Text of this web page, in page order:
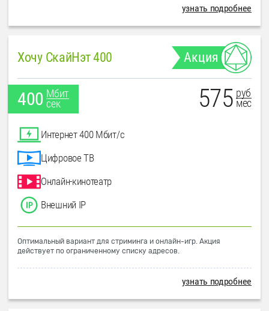
узнать подробнее
Хочу СкайНэт 400 Акция
400 Мбит
сек
575 руб
мес
Интернет 400 Мбит/с
Цифровое ТВ
Онлайн-кинотеатр
Внешний IP
Оптимальный вариант для стриминга и онлайн-игр. Акция
действует по ограниченному списку адресов.
узнать подробнее